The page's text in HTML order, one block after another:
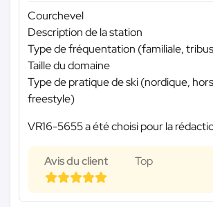
Courchevel
Description de la station
Type de fréquentation (familiale,
Taille du domaine
Type de pratique de ski (nordique,
freestyle)
VR16-5655 a été choisi pour la
Avis du client Top